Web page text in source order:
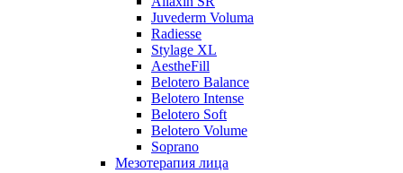
Juvederm Voluma
Radiesse
Stylage XL
AestheFill
Belotero Balance
Belotero Intense
Belotero Soft
Belotero Volume
Soprano
Мезотерапия лица